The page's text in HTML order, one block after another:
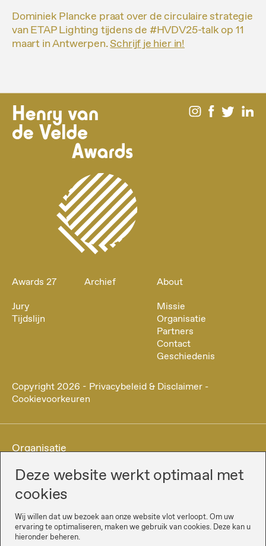
Dominiek Plancke praat over de circulaire strategie
van ETAP Lighting tijdens de #HVDV25-talk op 11
maart in Antwerpen.Schrijf je hier in!
Awards 27
Jury
Tijdslijn
Archief
About
Missie
Organisatie
Partners
Contact
Geschiedenis
Copyright2026 - Privacybeleid & Disclaimer -
Cookievoorkeuren
Organisatie
Deze website werkt optimaal met
cookies
Wij willen dat uw bezoek aan onze website vlot verloopt. Om uw
ervaring te optimaliseren, maken we gebruik van cookies. Deze kan u
hieronder beheren.